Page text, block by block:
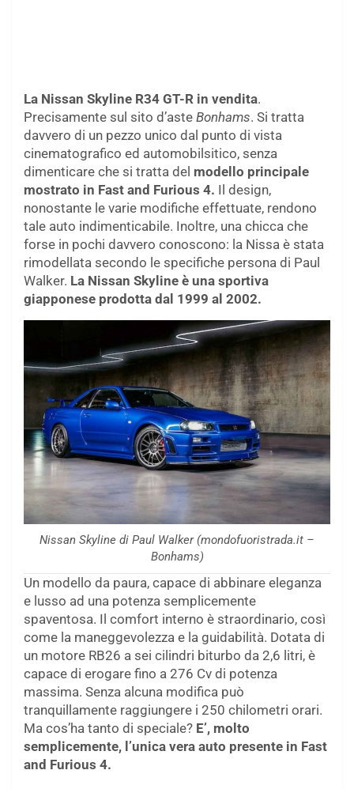
La Nissan Skyline R34 GT-R in vendita.
Precisamente sul sito d’aste Bonhams. Si tratta
davvero di un pezzo unico dal punto di vista
cinematografico ed automobilsitico, senza
dimenticare che si tratta del modello principale
mostrato in Fast and Furious 4. Il design,
nonostante le varie modifiche effettuate, rendono
tale auto indimenticabile. Inoltre, una chicca che
forse in pochi davvero conoscono: la Nissa è stata
rimodellata secondo le specifiche persona di Paul
Walker. La Nissan Skyline è una sportiva
giapponese prodotta dal 1999 al 2002.
Nissan Skyline di Paul Walker (mondofuoristrada.it –
Bonhams)
Un modello da paura, capace di abbinare eleganza
e lusso ad una potenza semplicemente
spaventosa. Il comfort interno è straordinario, così
come la maneggevolezza e la guidabilità. Dotata di
un motore RB26 a sei cilindri biturbo da 2,6 litri, è
capace di erogare fino a 276 Cv di potenza
massima. Senza alcuna modifica può
tranquillamente raggiungere i 250 chilometri orari.
Ma cos’ha tanto di speciale? E’, molto
semplicemente, l’unica vera auto presente in Fast
and Furious 4.